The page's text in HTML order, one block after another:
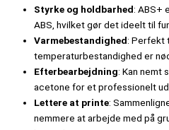
Styrke og holdbarhed: ABS+
ABS, hvilket gør det ideelt til
Varmebestandighed: Perfekt
temperaturbestandighed er
Efterbearbejdning: Kan nemt
acetone for et professionelt
Lettere at printe:
nemmere at arbejde med på